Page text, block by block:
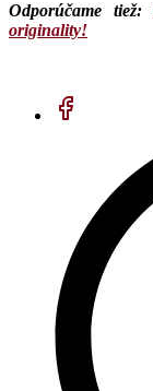
Odporúčame tiež:
originality!